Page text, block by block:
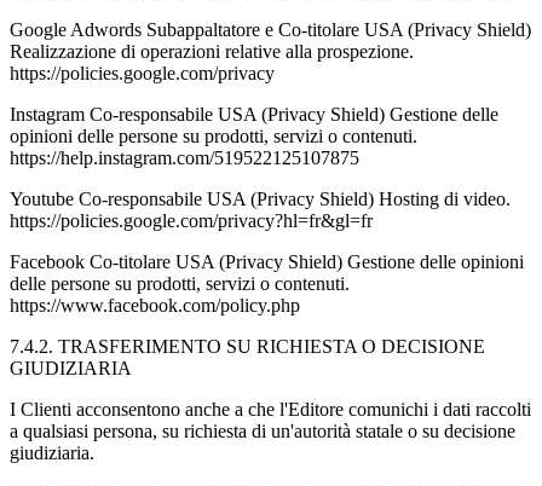
Google Adwords Subappaltatore e Co-titolare USA (Privacy Shield)
Realizzazione di operazioni relative alla prospezione.
https://policies.google.com/privacy
Instagram Co-responsabile USA (Privacy Shield) Gestione delle
opinioni delle persone su prodotti, servizi o contenuti.
https://help.instagram.com/519522125107875
Youtube Co-responsabile USA (Privacy Shield) Hosting di video.
https://policies.google.com/privacy?hl=fr&gl=fr
Facebook Co-titolare USA (Privacy Shield) Gestione delle opinioni
delle persone su prodotti, servizi o contenuti.
https://www.facebook.com/policy.php
7.4.2. TRASFERIMENTO SU RICHIESTA O DECISIONE
GIUDIZIARIA
I Clienti acconsentono anche a che l'Editore comunichi i dati raccolti
a qualsiasi persona, su richiesta di un'autorità statale o su decisione
giudiziaria.